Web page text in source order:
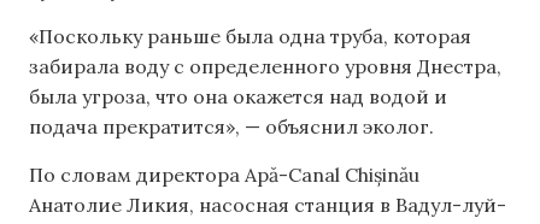
«Поскольку раньше была одна труба, которая
забирала воду с определенного уровня Днестра,
была угроза, что она окажется над водой и
подача прекратится», — объяснил эколог.
По словам директора Apă-Canal Chișinău
Анатолие Ликия, насосная станция в Вадул-луй-